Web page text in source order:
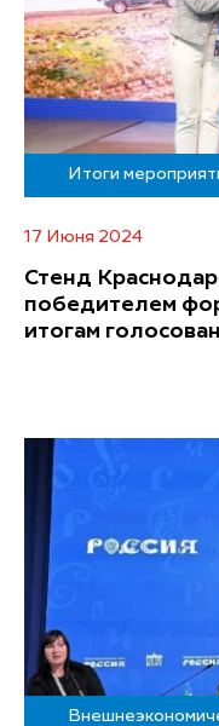
Итоги
17 Июня 2024
Стенд
победителем
итогам